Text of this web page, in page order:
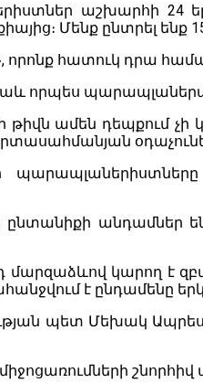
աշխարհի 24
Մենք ընտրել ենք
որոնք հատուկ դրա
որպես
ամեն դեպքում չի
անդամներ
կարող է
է ընդամենը
պետ Մեխակ
շնորհիվ